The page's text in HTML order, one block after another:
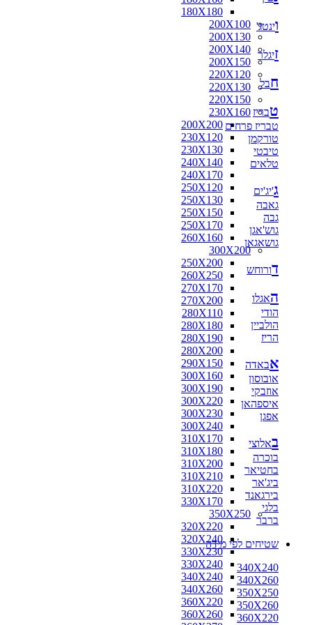
180X180
200X100
200X130
200X140
200X150
220X120
220X130
220X150
230X160
200X200
230X120
230X130
240X140
240X170
250X120
250X130
250X150
250X170
260X160
300X200
250X200
260X250
270X170
270X200
280X110
280X180
280X190
280X200
290X150
300X160
300X190
300X220
300X230
300X240
310X170
310X180
310X200
310X210
310X220
330X170
350X250
320X220
320X240
330X230
330X240
340X240
340X260
360X220
360X260
וינטג'
זיגלר
חבל
טבריז
טבריז פרחים
טורקמן
טיבטי
טלאים
ג'יג'ים
גאבה
גבה
גוש'אגן
גושאגאן
דורוחש
האגלו
הודי
הולביין
הריז
אבאדה
אובוסון
אוזבקי
איספהאן
אפגן
באלוצי
בוכרה
בחטיאר
ביג'אר
בירגאנד
בלגי
ברבר
שטיחים לפי מידה
340X240
340X260
350X250
350X260
360X220